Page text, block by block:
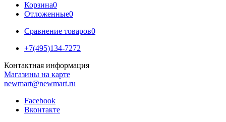
Корзина0
Отложенные0
Сравнение товаров0
+7(495)134-7272
Контактная информация
Магазины на карте
newmart@newmart.ru
Facebook
Вконтакте